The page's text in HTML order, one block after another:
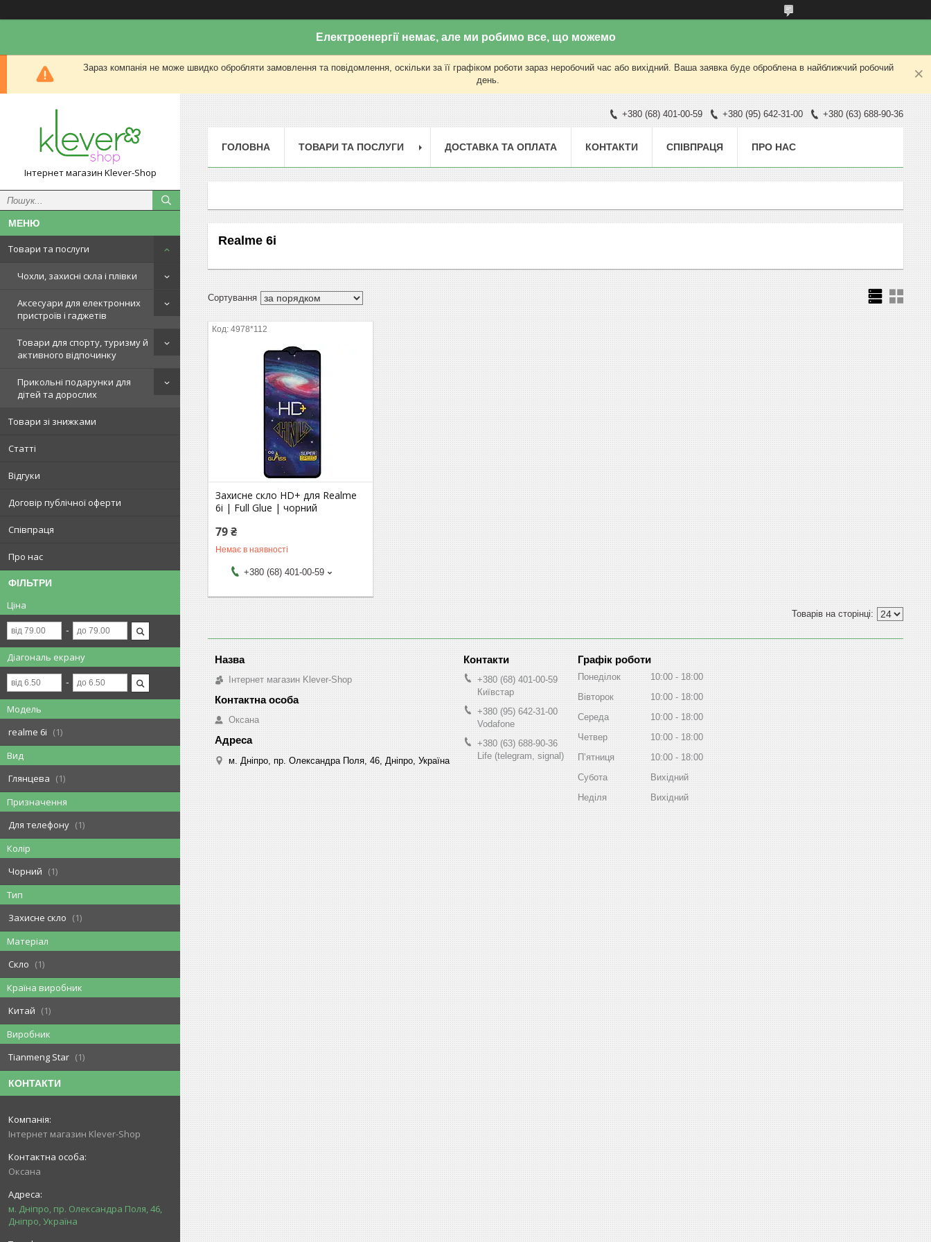
Електроенергії немає, але ми робимо все, що можемо
Зараз компанія не може швидко обробляти замовлення та повідомлення, оскільки за її графіком роботи зараз неробочий час або вихідний. Ваша заявка буде оброблена в найближчий робочий
день.
Інтернет магазин Klever-Shop
Товари та послуги
Чохли, захисні скла і плівки
Аксесуари для електронних
пристроїв і гаджетів
Товари для спорту, туризму й
активного відпочинку
Прикольні подарунки для
дітей та дорослих
Товари зі знижками
Статті
Відгуки
Договір публічної оферти
Співпраця
Про нас
ФІЛЬТРИ
Ціна
Діагональ екрану
Модель
realme 6i
1
Вид
Глянцева
1
Призначення
Для телефону
1
Колір
Чорний
1
Тип
Захисне скло
1
Матеріал
Скло
1
Країна виробник
Китай
1
Виробник
Tianmeng Star
1
КОНТАКТИ
Інтернет магазин Klever-Shop
Оксана
м. Дніпро, пр. Олександра Поля, 46,
Дніпро, Україна
+380 (68) 401-00-59 +380 (95) 642-31-00 +380 (63) 688-90-36
ГОЛОВНА ТОВАРИ ТА ПОСЛУГИ ДОСТАВКА ТА ОПЛАТА КОНТАКТИ СПІВПРАЦЯ ПРО НАС
Realme 6i
4978*112
Захисне скло HD+ для Realme
6i | Full Glue | чорний
79 ₴
Немає в наявності
+380 (68) 401-00-59
Інтернет магазин Klever-Shop
Оксана
м. Дніпро, пр. Олександра Поля, 46, Дніпро, Україна
+380 (68) 401-00-59
Київстар
+380 (95) 642-31-00
Vodafone
+380 (63) 688-90-36
Life (telegram, signal)
Графік роботи
Понеділок 10:00
18:00
Вівторок
10:00
18:00
Середа
10:00
18:00
Четвер
10:00
18:00
Пʼятниця
10:00
18:00
Субота
Вихідний
Неділя
Вихідний